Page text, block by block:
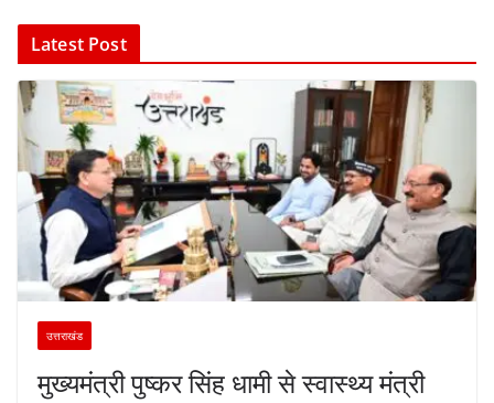
Latest Post
उत्तराखंड
मुख्यमंत्री पुष्कर सिंह धामी से स्वास्थ्य मंत्री